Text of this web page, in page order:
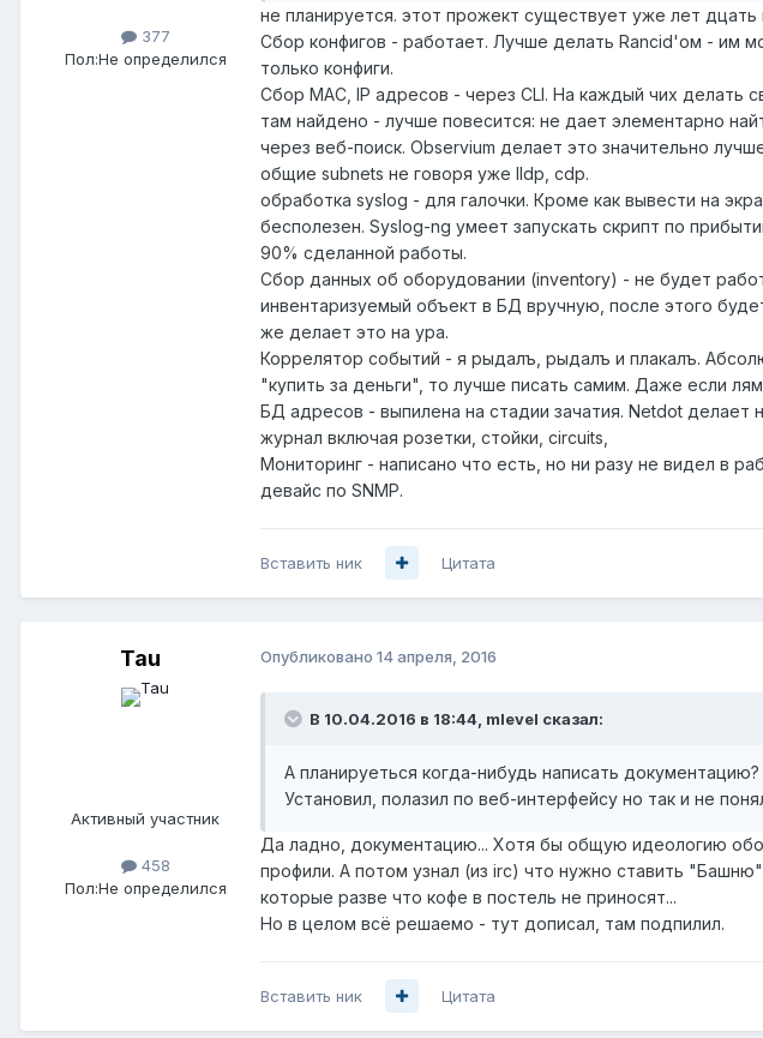
377
Пол:Не определился
не планируется. этот прожект существует уже лет дцать
Cбор конфигов - работает. Лучше делать Rancid'ом - им
только конфиги.
Сбор MAC, IP адресов - через CLI. На каждый чих делать
там найдено - лучше повесится: не дает элементарно
через веб-поиск. Observium делает это значительно
общие subnets не говоря уже lldp, cdp.
обработка syslog - для галочки. Кроме как вывести на
бесполезен. Syslog-ng умеет запускать скрипт по
90% сделанной работы.
Сбор данных об оборудовании (inventory) - не будет
инвентаризуемый объект в БД вручную, после этого
же делает это на ура.
Коррелятор событий - я рыдалъ, рыдалъ и плакалъ.
"купить за деньги", то лучше писать самим. Даже если
БД адресов - выпилена на стадии зачатия. Netdot
журнал включая розетки, стойки, circuits,
Мониторинг - написано что есть, но ни разу не видел в
девайс по SNMP.
Вставить ник Цитата
Tau
Активный участник
458
Пол:Не определился
Опубликовано 14 апреля, 2016
В 10.04.2016 в 18:44, mlevel сказал:
А планируеться когда-нибудь написать документацию?
Установил, полазил по веб-интерфейсу но так и не
Да ладно, документацию... Хотя бы общую идеологию
профили. А потом узнал (из irc) что нужно ставить
которые разве что кофе в постель не приносят...
Но в целом всё решаемо - тут дописал, там подпилил.
Вставить ник Цитата